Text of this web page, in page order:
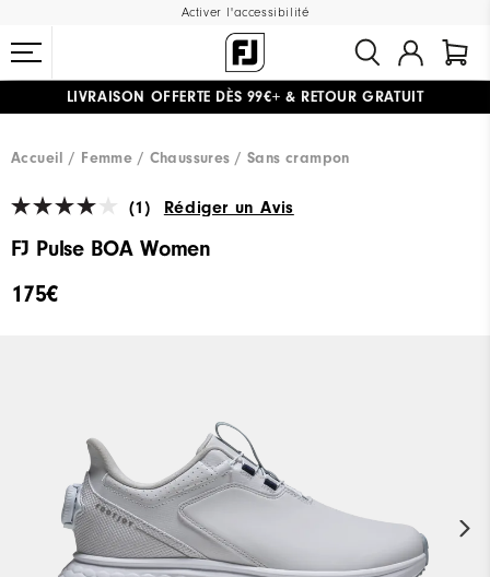
Activer l'accessibilité
LIVRAISON OFFERTE DÈS 99€+ & RETOUR GRATUIT
Accueil Femme Chaussures Sans crampon
(1) Rédiger un Avis
FJ Pulse BOA Women
175€